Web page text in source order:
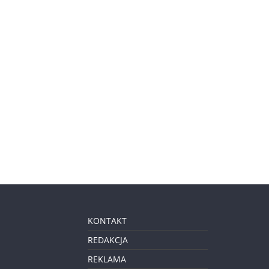
KONTAKT
REDAKCJA
REKLAMA